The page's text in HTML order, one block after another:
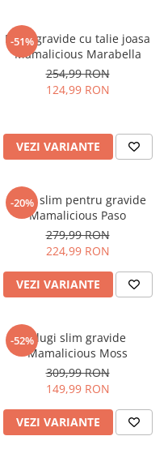
-51%
Blugi gravide cu talie joasa
Mamalicious Marabella
254,99 RON
124,99 RON
VEZI VARIANTE
-20%
Blugi slim pentru gravide
Mamalicious Paso
279,99 RON
224,99 RON
VEZI VARIANTE
-52%Blugi slim gravide
Mamalicious Moss
309,99 RON
149,99 RON
VEZI VARIANTE